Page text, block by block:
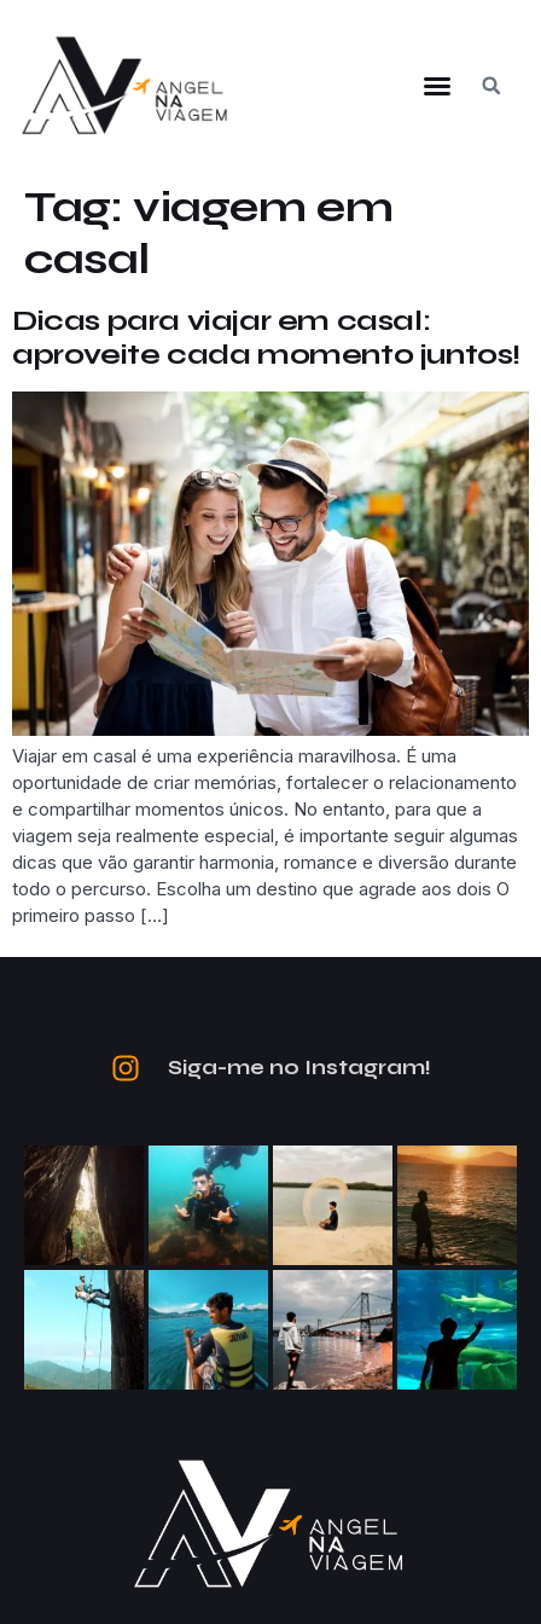
Tag: viagem em
casal
Dicas para viajar em casal:
aproveite cada momento juntos!
Viajar em casal é uma experiência maravilhosa. É uma
oportunidade de criar memórias, fortalecer o relacionamento
e compartilhar momentos únicos. No entanto, para que a
viagem seja realmente especial, é importante seguir algumas
dicas que vão garantir harmonia, romance e diversão durante
todo o percurso. Escolha um destino que agrade aos dois O
primeiro passo […]
Siga-me no Instagram!